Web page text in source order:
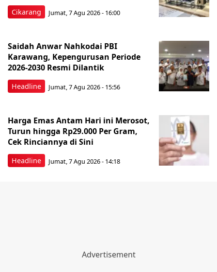
Cikarang Jumat, 7 Agu 2026 - 16:00
Headline
Saidah Anwar Nahkodai PBI
Karawang, Kepengurusan Periode
2026-2030 Resmi Dilantik
Jumat, 7 Agu 2026 - 15:56
Headline
Harga Emas Antam Hari ini Merosot,
Turun hingga Rp29.000 Per Gram,
Cek Rinciannya di Sini
Jumat, 7 Agu 2026 - 14:18